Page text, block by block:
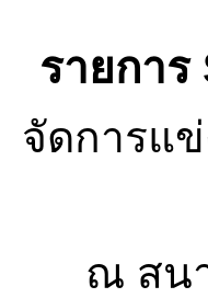
รายการ
จัดการแ
ณ สน